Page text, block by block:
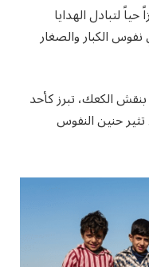
لتبادل الهدايا
الكبار والصغار
بنقش الكعك، تبرز كأحد
حنين النفوس